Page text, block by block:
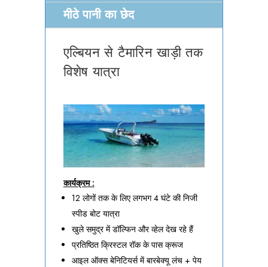
मीठे पानी का छेद
एल्बियन से टैमारिन खाड़ी तक
विशेष यात्रा
कार्यक्रम :
12 लोगों तक के लिए लगभग 4 घंटे की निजी
स्पीड बोट यात्रा
खुले समुद्र में डॉल्फिन और व्हेल देख रहे हैं
प्रतिष्ठित क्रिस्टल रॉक के पास क्रूज
आइल ऑक्स बेनिटियर्स में बारबेक्यू लंच + पेय